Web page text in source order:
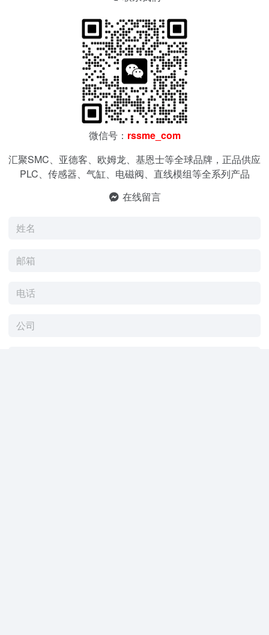
微信号： rssme_com
汇聚SMC、亚德客、欧姆龙、基恩士等全球品牌，正品供应
PLC、传感器、气缸、电磁阀、直线模组等全系列产品
在线留言